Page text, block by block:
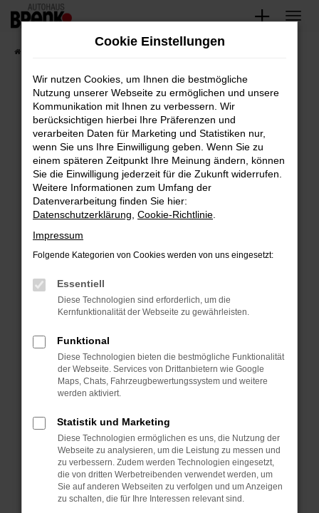
Zum
springen
Unsere Fahrzeuge
Fehler: Network Error
Beim Laden ist ein Fehler aufgetreten.
Hier sind ein paar Tipps, die dir helfen können:
Überprüfe deine Firewall und deine
Internetverbindung.
Laden andere Webseiten, zum Beispiel deine
Suchmaschine?
Prüfe deine Browsererweiterungen.
können das Laden bestimmter Seiten
verhindern. Funktioniert die Seite in einem
anderen Browser oder in einem privaten
Starte dein Gerät neu.
Das kann manchmal helfen, vorübergehende
Probleme zu beheben.
Betriebssystem auf dem neuesten Stand
sind.
Veraltete Software birgt nicht nur ein
Sicherheitsrisiko, sondern kann auch dazu
führen, dass bestimmte Funktionen nicht mehr
unterstützt werden.
Cookie Einstellungen
Wir nutzen Cookies, um Ihnen die bestmögliche
Nutzung unserer Webseite zu ermöglichen und unsere
Kommunikation mit Ihnen zu verbessern. Wir
berücksichtigen hierbei Ihre Präferenzen und
verarbeiten Daten für Marketing und Statistiken nur,
wenn Sie uns Ihre Einwilligung geben. Wenn Sie zu
einem späteren Zeitpunkt Ihre Meinung ändern, können
Sie die Einwilligung jederzeit für die Zukunft widerrufen.
Weitere Informationen zum Umfang der
Datenverarbeitung finden Sie hier:
Datenschutzerklärung Cookie-Richtlinie
Impressum
Folgende Kategorien von Cookies werden von uns eingesetzt:
Essentiell
Diese Technologien sind erforderlich, um die
Kernfunktionalität der Webseite zu gewährleisten.
Funktional
Diese Technologien bieten die bestmögliche Funktionalität
der Webseite. Services von Drittanbietern wie Google
Maps, Chats, Fahrzeugbewertungssystem und weitere
werden aktiviert.
Statistik und Marketing
Diese Technologien ermöglichen es uns, die Nutzung der
Webseite zu analysieren, um die Leistung zu messen und
zu verbessern. Zudem werden Technologien eingesetzt,
die von dritten Werbetreibenden verwendet werden, um
Sie auf anderen Webseiten zu verfolgen und um Anzeigen
zu schalten, die für Ihre Interessen relevant sind.